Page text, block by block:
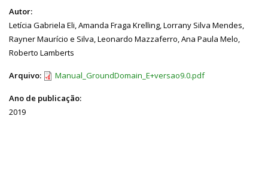
Autor:
Letícia Gabriela Eli, Amanda Fraga Krelling, Lorrany Silva Mendes,
Rayner Maurício e Silva, Leonardo Mazzaferro, Ana Paula Melo,
Roberto Lamberts
Arquivo: Manual_GroundDomain_E+versao9.0.pdf
Ano de publicação:
2019